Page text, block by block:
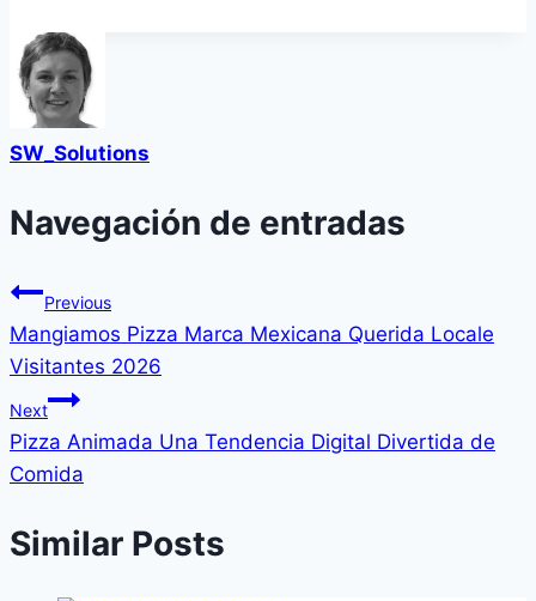
SW_Solutions
Navegación de entradas
Previous
Mangiamos Pizza Marca Mexicana Querida Locale
Visitantes 2026
Next
Pizza Animada Una Tendencia Digital Divertida de
Comida
Similar Posts